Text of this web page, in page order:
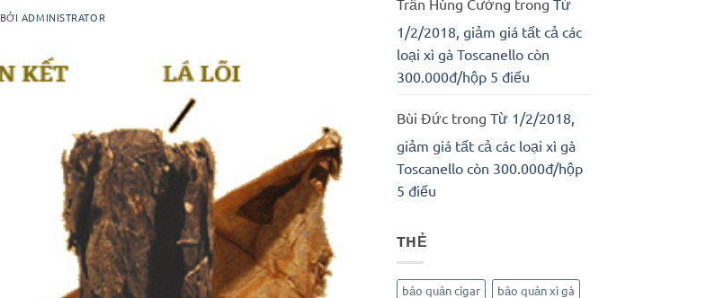
BỞI ADMINISTRATOR
1/2/2018, giảm giá tất cả các
loại xì gà Toscanello còn
300.000đ/hộp 5 điếu
Bùi Đứctrong Từ 1/2/2018,
giảm giá tất cả các loại xì gà
Toscanello còn 300.000đ/hộp
5 điếu
THẺ
bảo quản cigar
bảo quản xì gà